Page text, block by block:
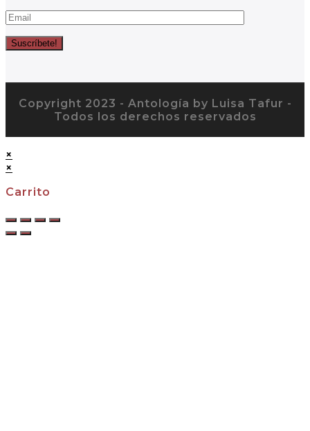
Copyright 2023 - Antología by Luisa Tafur -
Todos los derechos reservados
×
×
Carrito